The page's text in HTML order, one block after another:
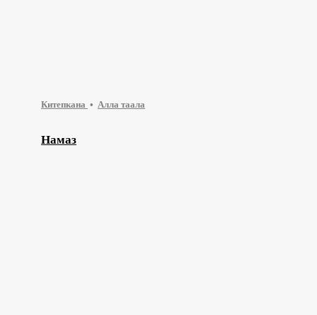
Китепкана Алла таала
Намаз